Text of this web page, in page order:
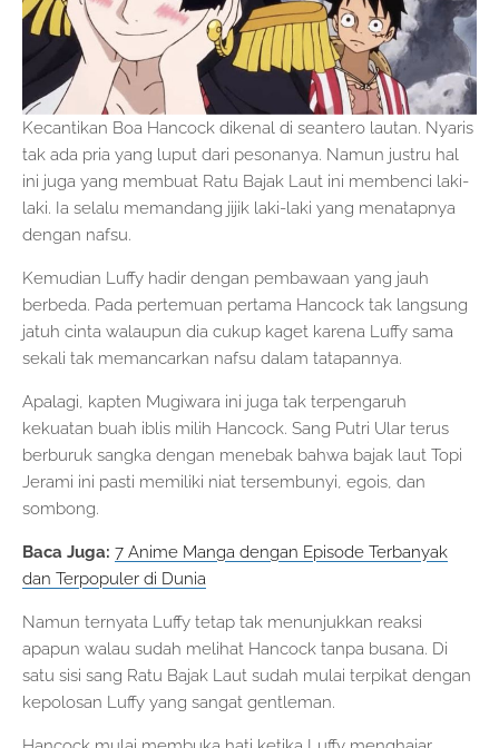
Kecantikan Boa Hancock dikenal di seantero lautan. Nyaris
tak ada pria yang luput dari pesonanya. Namun justru hal
ini juga yang membuat Ratu Bajak Laut ini membenci laki-
laki. Ia selalu memandang jijik laki-laki yang menatapnya
dengan nafsu.
Kemudian Luffy hadir dengan pembawaan yang jauh
berbeda. Pada pertemuan pertama Hancock tak langsung
jatuh cinta walaupun dia cukup kaget karena Luffy sama
sekali tak memancarkan nafsu dalam tatapannya.
Apalagi, kapten Mugiwara ini juga tak terpengaruh
kekuatan buah iblis milih Hancock. Sang Putri Ular terus
berburuk sangka dengan menebak bahwa bajak laut Topi
Jerami ini pasti memiliki niat tersembunyi, egois, dan
sombong.
Baca Juga: 7 Anime Manga dengan Episode Terbanyak
dan Terpopuler di Dunia
Namun ternyata Luffy tetap tak menunjukkan reaksi
apapun walau sudah melihat Hancock tanpa busana. Di
satu sisi sang Ratu Bajak Laut sudah mulai terpikat dengan
kepolosan Luffy yang sangat gentleman.